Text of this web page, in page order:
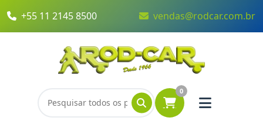
+55 11 2145 8500 vendas@rodcar.com.br
0